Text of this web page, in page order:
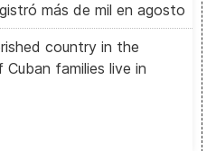
más de mil en agosto
country in the
families live in